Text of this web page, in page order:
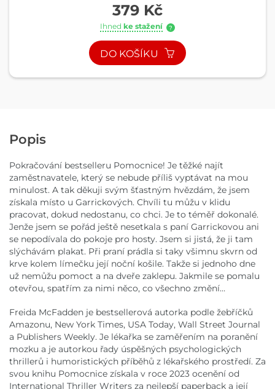
379 Kč
Ihned ke stažení ?
DO KOŠÍKU
Popis
Pokračování bestselleru Pomocnice! Je těžké najít
zaměstnavatele, který se nebude příliš vyptávat na mou
minulost. A tak děkuji svým šťastným hvězdám, že jsem
získala místo u Garrickových. Chvíli tu můžu v klidu
pracovat, dokud nedostanu, co chci. Je to téměř dokonalé.
Jenže jsem se pořád ještě nesetkala s paní Garrickovou ani
se nepodívala do pokoje pro hosty. Jsem si jistá, že ji tam
slýchávám plakat. Při praní prádla si taky všimnu skvrn od
krve kolem límečku její noční košile. Takže si jednoho dne
už nemůžu pomoct a na dveře zaklepu. Jakmile se pomalu
otevřou, spatřím za nimi něco, co všechno změní…
Freida McFadden je bestsellerová autorka podle žebříčků
Amazonu, New York Times, USA Today, Wall Street Journal
a Publishers Weekly. Je lékařka se zaměřením na poranění
mozku a je autorkou řady úspěšných psychologických
thrillerů i humoristických příběhů z lékařského prostředí. Za
svou knihu Pomocnice získala v roce 2023 ocenění od
International Thriller Writers za nejlepší paperback a její